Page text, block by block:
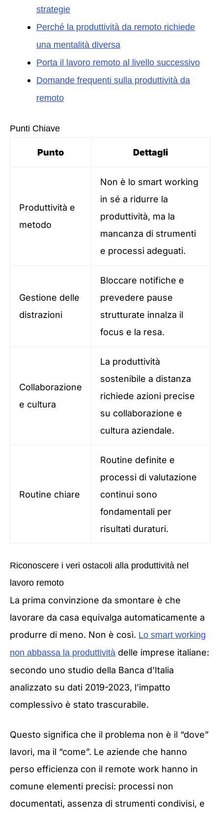
strategie
Perché la produttività da remoto richiede
una mentalità diversa
Porta il lavoro remoto al livello successivo
Domande frequenti sulla produttività da
remoto
Punti Chiave
Punto Dettagli
Produttività e
metodo
Non è lo smart working
in sé a ridurre la
produttività, ma la
mancanza di strumenti
e processi adeguati.
Gestione delle
distrazioni
Bloccare notifiche e
prevedere pause
strutturate innalza il
focus e la resa.
Collaborazione
e cultura
La produttività
sostenibile a distanza
richiede azioni precise
su collaborazione e
cultura aziendale.
Routine chiare
Routine definite e
processi di valutazione
continui sono
fondamentali per
risultati duraturi.
Riconoscere i veri ostacoli alla produttività nel
lavoro remoto
La prima convinzione da smontare è che
lavorare da casa equivalga automaticamente a
produrre di meno. Non è così. Lo smart working
non abbassa la produttività delle imprese italiane:
secondo uno studio della Banca d’Italia
analizzato su dati 2019-2023, l’impatto
complessivo è stato trascurabile.
Questo significa che il problema non è il “dove”
lavori, ma il “come”. Le aziende che hanno
perso efficienza con il remote work hanno in
comune elementi precisi: processi non
documentati, assenza di strumenti condivisi, e